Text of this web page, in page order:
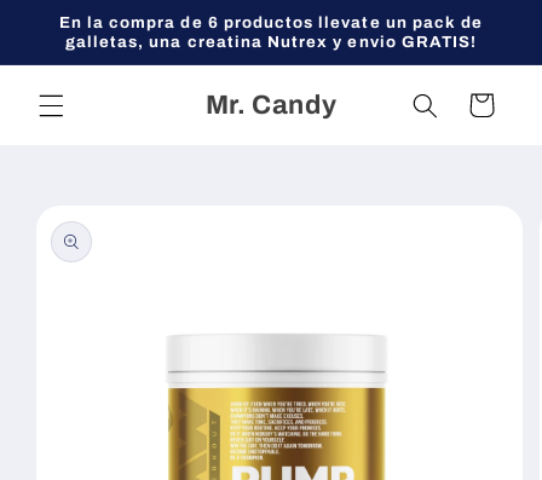
directamente
al contenido
En la compra de 6 productos llevate un pack de
galletas, una creatina Nutrex y envio GRATIS!
Mr. Candy Carrito
información